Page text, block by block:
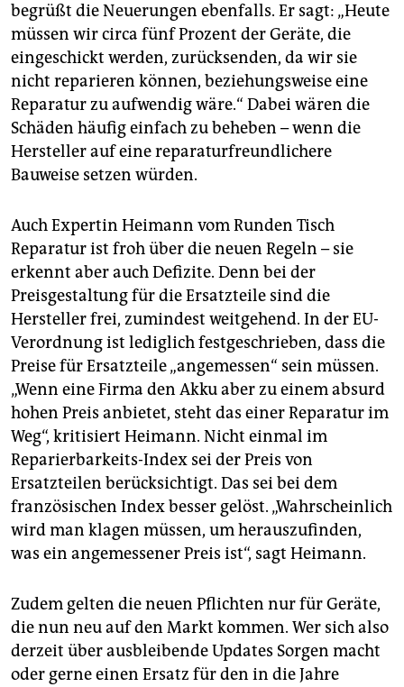
begrüßt die Neuerungen ebenfalls. Er sagt: „Heute
müssen wir circa fünf Prozent der Geräte, die
eingeschickt werden, zurücksenden, da wir sie
nicht reparieren können, beziehungsweise eine
Reparatur zu aufwendig wäre.“ Dabei wären die
Schäden häufig einfach zu beheben – wenn die
Hersteller auf eine reparaturfreundlichere
Bauweise setzen würden.
Auch Expertin Heimann vom Runden Tisch
Reparatur ist froh über die neuen Regeln – sie
erkennt aber auch Defizite. Denn bei der
Preisgestaltung für die Ersatzteile sind die
Hersteller frei, zumindest weitgehend. In der EU-
Verordnung ist lediglich festgeschrieben, dass die
Preise für Ersatzteile „angemessen“ sein müssen.
„Wenn eine Firma den Akku aber zu einem absurd
hohen Preis anbietet, steht das einer Reparatur im
Weg“, kritisiert Heimann. Nicht einmal im
Reparierbarkeits-Index sei der Preis von
Ersatzteilen berücksichtigt. Das sei bei dem
französischen Index besser gelöst. „Wahrscheinlich
wird man klagen müssen, um herauszufinden,
was ein angemessener Preis ist“, sagt Heimann.
Zudem gelten die neuen Pflichten nur für Geräte,
die nun neu auf den Markt kommen. Wer sich also
derzeit über ausbleibende Updates Sorgen macht
oder gerne einen Ersatz für den in die Jahre